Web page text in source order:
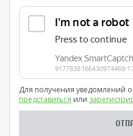
Для получения уведомлений
представиться или